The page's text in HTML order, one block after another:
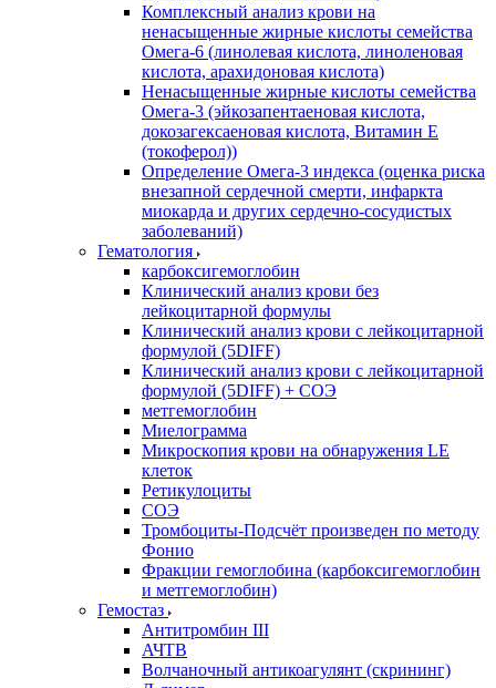
Комплексный анализ крови на
ненасыщенные жирные кислоты семейства
Омега-6 (линолевая кислота, линоленовая
кислота, арахидоновая кислота)
Ненасыщенные жирные кислоты семейства
Омега-3 (эйкозапентаеновая кислота,
докозагексаеновая кислота, Витамин E
(токоферол))
Определение Омега-3 индекса (оценка риска
внезапной сердечной смерти, инфаркта
миокарда и других сердечно-сосудистых
заболеваний)
Гематология
карбоксигемоглобин
Клинический анализ крови без
лейкоцитарной формулы
Клинический анализ крови с лейкоцитарной
формулой (5DIFF)
Клинический анализ крови с лейкоцитарной
формулой (5DIFF) + СОЭ
метгемоглобин
Миелограмма
Микроскопия крови на обнаружения LE
клеток
Ретикулоциты
СОЭ
Тромбоциты-Подсчёт произведен по методу
Фонио
Фракции гемоглобина (карбоксигемоглобин
и метгемоглобин)
Гемостаз
Антитромбин III
АЧТВ
Волчаночный антикоагулянт (скрининг)